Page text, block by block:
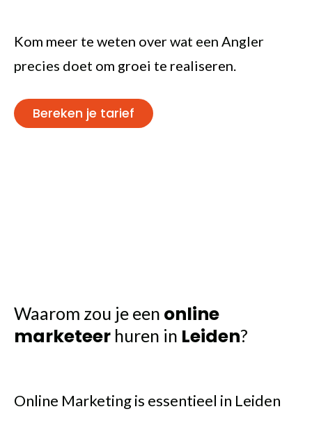
Kom meer te weten overwat een Angler
precies doet om groei te realiseren.
Bereken je tarief
Waarom zou je een online
marketeer huren in Leiden?
Online Marketing is essentieel in Leiden